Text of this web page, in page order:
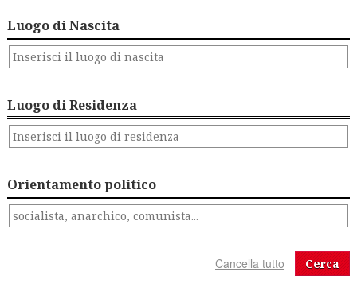
Luogo di Nascita
Luogo di Residenza
Orientamento politico
Cerca